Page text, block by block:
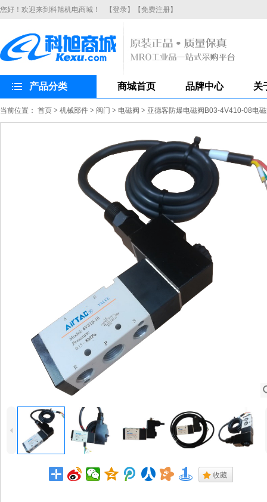
您好！欢迎来到科旭机电商城！ 【登录】 【免费注册】
产品分类 商城首页 品牌中心 关
当前位置： 首页 > 机械部件 > 阀门 > 电磁阀 > 亚德客防爆电磁阀B03-4V410-08电
4
. 收藏